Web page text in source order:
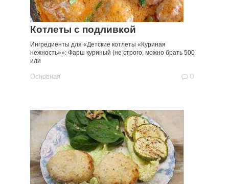
Котлеты с подливкой
Ингредиенты для «Детские котлеты «Куриная
нежность»»: Фарш куриный (не строго, можно брать 500
или
Основная 0